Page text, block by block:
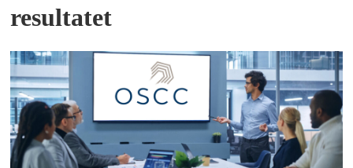
resultatet